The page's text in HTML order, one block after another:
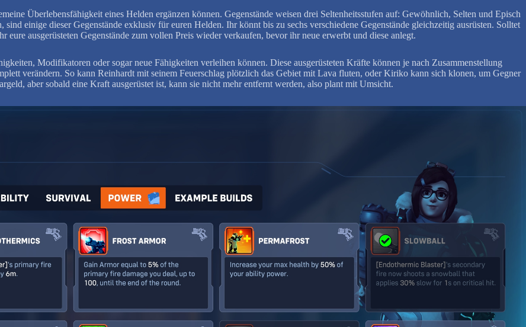
Überlebensfähigkeit eines Helden ergänzen können. Gegenstände weisen drei Seltenheitsstufen auf: Gewöhnlich, Selten und Episch
einige dieser Gegenstände exklusiv für euren Helden. Ihr könnt bis zu sechs verschiedene Gegenstände gleichzeitig ausrüsten. Solltet
ausgerüsteten Gegenstände zum vollen Preis wieder verkaufen, bevor ihr neue erwerbt und diese anlegt.
Modifikatoren oder sogar neue Fähigkeiten verleihen können. Diese ausgerüsteten Kräfte können je nach Zusammenstellung
verändern. So kann Reinhardt mit seinem Feuerschlag plötzlich das Gebiet mit Lava fluten, oder Kiriko kann sich klonen, um Gegner
aber sobald eine Kraft ausgerüstet ist, kann sie nicht mehr entfernt werden, also plant mit Umsicht.